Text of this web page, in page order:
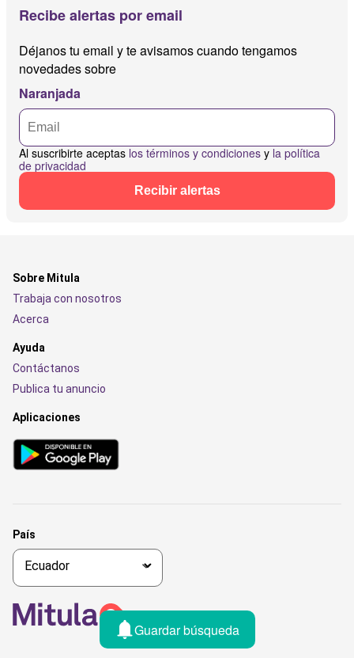
Recibe alertas por email
Déjanos tu email y te avisamos cuando tengamos
novedades sobre
Naranjada
Al suscribirte aceptas los términos y condiciones y la política
de privacidad
Recibir alertas
Guardar búsqueda
Sobre Mitula
Trabaja con nosotros
Acerca
Ayuda
Contáctanos
Publica tu anuncio
Aplicaciones
País